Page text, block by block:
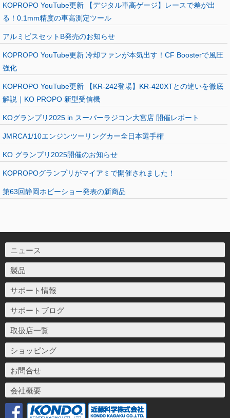
KOPROPO YouTube更新 【デジタル車高ゲージ】レースで差が出
る！0.1mm精度の車高測定ツール
アルミビスセットB発売のお知らせ
KOPROPO YouTube更新 冷却ファンが本気出す！CF Boosterで風圧
強化
KOPROPO YouTube更新 【KR-242登場】KR-420XTとの違いを徹底
解説｜KO PROPO 新型受信機
KOグランプリ2025 in スーパーラジコン大宮店 開催レポート
JMRCA1/10エンジンツーリングカー全日本選手権
KO グランプリ2025開催のお知らせ
KOPROPOグランプリがマイアミで開催されました！
第63回静岡ホビーショー発表の新商品
ニュース
製品
サポート情報
サポートブログ
取扱店一覧
ショッピング
お問合せ
会社概要